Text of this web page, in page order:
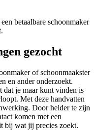
betaalbare schoonmaker
gezocht
of schoonmaakster
en ander onderzoekt.
dat je maar kunt vinden is
Met deze handvatten
Door helder te zijn
komen met een
bij wat jij precies zoekt.